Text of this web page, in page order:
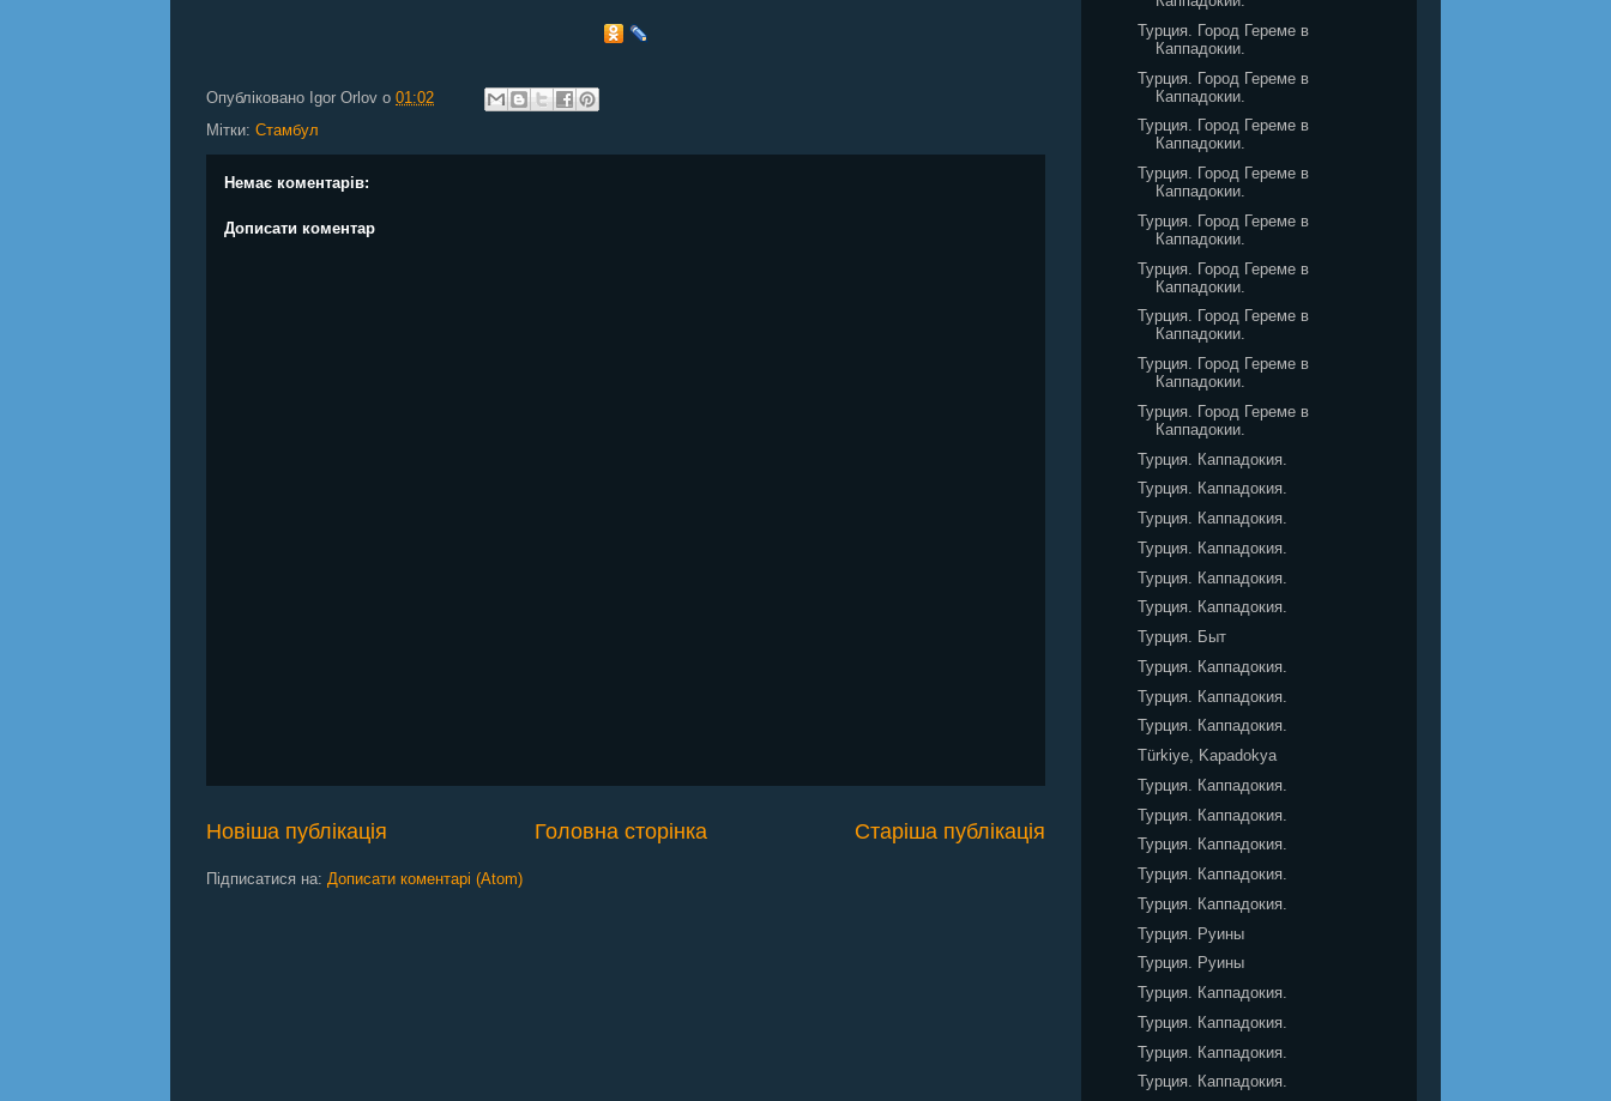
Опубліковано Igor Orlov о 01:02
Мітки: Стамбул
Немає коментарів:
Дописати коментар
Новіша публікація Старіша публікація
Головна сторінка
Підписатися на: Дописати коментарі (Atom)
Турция. Город Гереме в
Каппадокии.
Турция. Город Гереме в
Каппадокии.
Турция. Город Гереме в
Каппадокии.
Турция. Город Гереме в
Каппадокии.
Турция. Город Гереме в
Каппадокии.
Турция. Город Гереме в
Каппадокии.
Турция. Город Гереме в
Каппадокии.
Турция. Город Гереме в
Каппадокии.
Турция. Город Гереме в
Каппадокии.
Турция. Каппадокия.
Турция. Каппадокия.
Турция. Каппадокия.
Турция. Каппадокия.
Турция. Каппадокия.
Турция. Каппадокия.
Турция. Быт
Турция. Каппадокия.
Турция. Каппадокия.
Турция. Каппадокия.
Türkiye, Kapadokya
Турция. Каппадокия.
Турция. Каппадокия.
Турция. Каппадокия.
Турция. Каппадокия.
Турция. Каппадокия.
Турция. Руины
Турция. Руины
Турция. Каппадокия.
Турция. Каппадокия.
Турция. Каппадокия.
Турция. Каппадокия.